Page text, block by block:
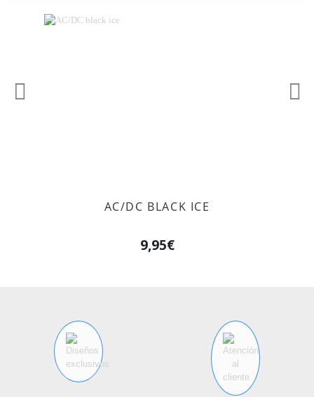
AC/DC BLACK ICE
9,95€
Anterior